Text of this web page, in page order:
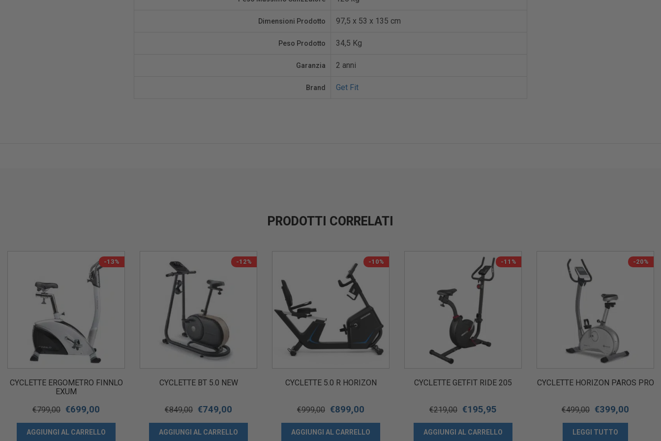
Dimensioni Prodotto 97,5 x 53 x 135 cm
Peso Prodotto 34,5 Kg
Garanzia 2 anni
Brand Get Fit
PRODOTTI CORRELATI
-13%
CYCLETTE ERGOMETRO FINNLO
EXUM
€799,00 €699,00
AGGIUNGI AL CARRELLO
-12%
CYCLETTE BT 5.0 NEW
€849,00 €749,00
AGGIUNGI AL CARRELLO
-10%
CYCLETTE 5.0 R HORIZON
€999,00 €899,00
AGGIUNGI AL CARRELLO
-11%
CYCLETTE GETFIT RIDE 205
€219,00 €195,95
AGGIUNGI AL CARRELLO
-20%
CYCLETTE HORIZON PAROS PRO
€499,00 €399,00
LEGGI TUTTO